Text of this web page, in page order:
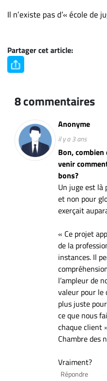
Il n’existe pas d’« école de
Partager cet article:
8 commentaires
Anonyme
il y a 3 ans
Bon,
venir
bons?
Un juge est là
et non pour
exerçait
« Ce projet
de la
instances. Il
l’ampleur de
valeur pour le
plus juste
ce que nous
chaque client
Chambre des
Vraiment?
Répondre